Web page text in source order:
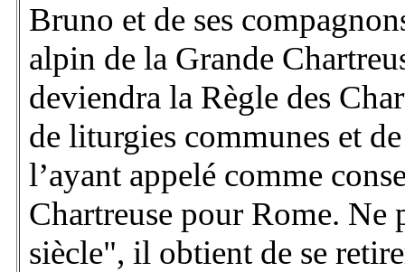
Bruno et de ses
alpin de la Grande
deviendra la Règle des
de liturgies communes et
l’ayant appelé comme
Chartreuse pour Rome. Ne
siècle", il obtient de se